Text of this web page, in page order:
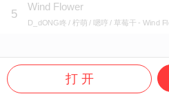
5
Wind Flower
D_dONG咚 / 柠萌 / 嗯哼 / 草莓干 - Wind
打 开